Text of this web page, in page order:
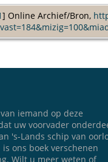
] Online Archief/Bron,
iemand op deze
uw voorvader
's-Lands schip van
ons boek verschenen
Wilt u meer weten of